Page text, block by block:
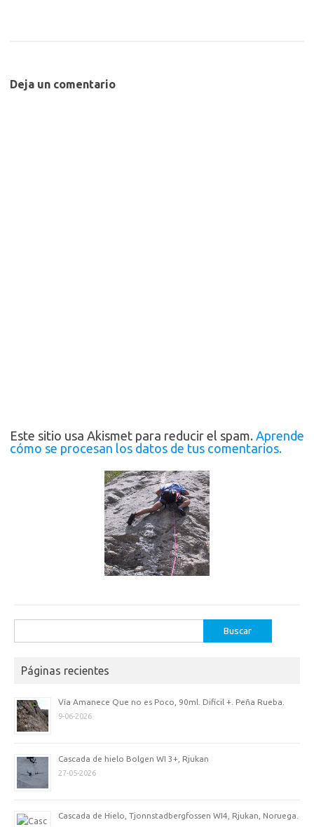
Deja un comentario
Este sitio usa Akismet para reducir el spam. Aprende
cómo se procesan los datos de tus comentarios.
Páginas recientes
Vía Amanece Que no es Poco, 90ml. Difícil +. Peña Rueba.
9-06-2026
Cascada de hielo Bolgen WI 3+, Rjukan
27-05-2026
Cascada de Hielo, Tjonnstadbergfossen WI4, Rjukan, Noruega.